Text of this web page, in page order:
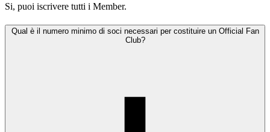
Si, puoi iscrivere tutti i Member.
Qual è il numero minimo di soci necessari per costituire un Official Fan
Club?